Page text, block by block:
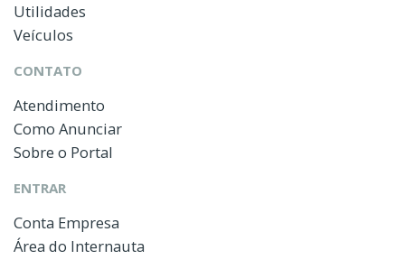
Utilidades
Veículos
CONTATO
Atendimento
Como Anunciar
Sobre o Portal
ENTRAR
Conta Empresa
Área do Internauta